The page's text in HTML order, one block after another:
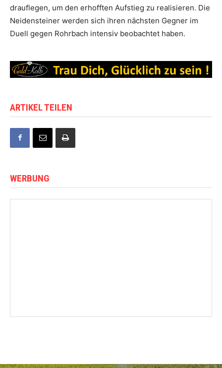
drauflegen, um den erhofften Aufstieg zu realisieren. Die
Neidensteiner werden sich ihren nächsten Gegner im
Duell gegen Rohrbach intensiv beobachtet haben.
ARTIKEL TEILEN
WERBUNG